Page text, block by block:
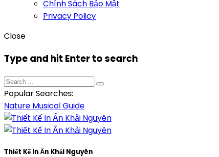
Chính Sách Bảo Mật
Privacy Policy
Close
Type and hit Enter to search
Popular Searches:
Nature MusicalGuide
Thiết Kế In Ấn Khải Nguyên